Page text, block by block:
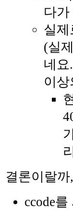
다가
실제
(실
네요
이
결론이랄까,
ccode